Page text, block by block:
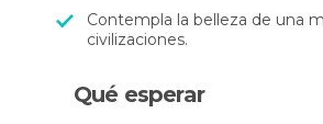
Contempla la belleza de una
civilizaciones.
Qué esperar